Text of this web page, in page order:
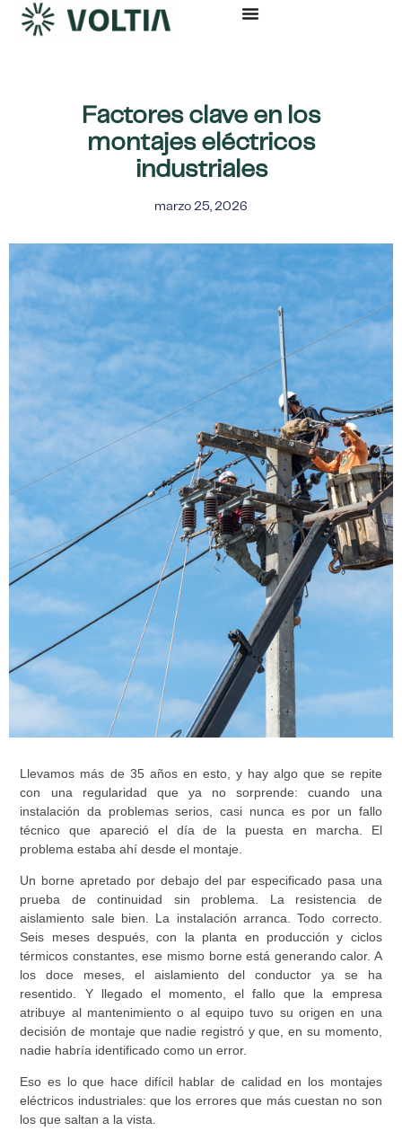
Factores clave en los
montajes eléctricos
industriales
marzo 25, 2026
Llevamos más de 35 años en esto, y hay algo que se repite
con una regularidad que ya no sorprende: cuando una
instalación da problemas serios, casi nunca es por un fallo
técnico que apareció el día de la puesta en marcha. El
problema estaba ahí desde el montaje.
Un borne apretado por debajo del par especificado pasa una
prueba de continuidad sin problema. La resistencia de
aislamiento sale bien. La instalación arranca. Todo correcto.
Seis meses después, con la planta en producción y ciclos
térmicos constantes, ese mismo borne está generando calor. A
los doce meses, el aislamiento del conductor ya se ha
resentido. Y llegado el momento, el fallo que la empresa
atribuye al mantenimiento o al equipo tuvo su origen en una
decisión de montaje que nadie registró y que, en su momento,
nadie habría identificado como un error.
Eso es lo que hace difícil hablar de calidad en los montajes
eléctricos industriales: que los errores que más cuestan no son
los que saltan a la vista.